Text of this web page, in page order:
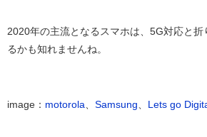
2020年の主流となるスマホは、5G対応と折
るかも知れませんね。
image： motorola Samsung Lets go